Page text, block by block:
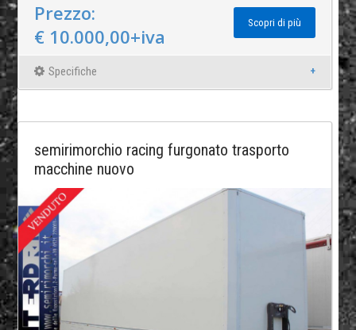
Prezzo:
€ 10.000,00+iva
Scopri di più
Specifiche
semirimorchio racing furgonato trasporto
macchine nuovo